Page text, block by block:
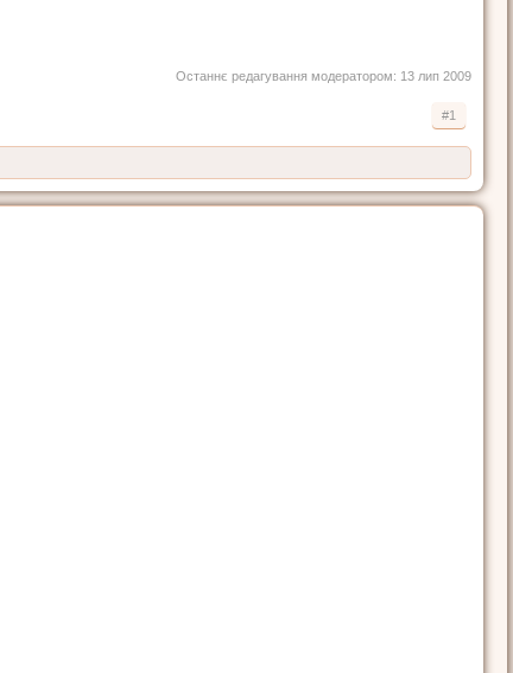
Останнє редагування модератором: 13 лип 2009
#1